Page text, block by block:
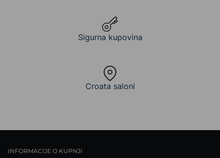
Sigurna kupovina
Croata saloni
INFORMACIJE O KUPNJI